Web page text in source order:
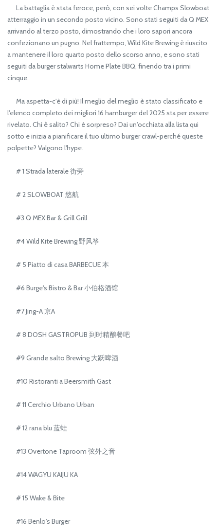
La battaglia è stata feroce, però, con sei volte Champs Slowboat
atterraggio in un secondo posto vicino. Sono stati seguiti da Q MEX
arrivando al terzo posto, dimostrando che i loro sapori ancora
confezionano un pugno. Nel frattempo, Wild Kite Brewing è riuscito
a mantenere il loro quarto posto dello scorso anno, e sono stati
seguiti da burger stalwarts Home Plate BBQ, finendo tra i primi
cinque.
Ma aspetta-c'è di più! Il meglio del meglio è stato classificato e
l'elenco completo dei migliori 16 hamburger del 2025 sta per essere
rivelato. Chi è salito? Chi è sorpreso? Dai un'occhiata alla lista qui
sotto e inizia a pianificare il tuo ultimo burger crawl-perché queste
polpette? Valgono l'hype.
# 1 Strada laterale 街旁
# 2 SLOWBOAT 悠航
#3 Q MEX Bar & Grill Grill
#4 Wild Kite Brewing 野风筝
# 5 Piatto di casa BARBECUE 本
#6 Burge's Bistro & Bar 小伯格酒馆
#7 Jing-A 京A
# 8 DOSH GASTROPUB 到时精酿餐吧
#9 Grande salto Brewing 大跃啤酒
#10 Ristoranti a Beersmith Gast
# 11 Cerchio Urbano Urban
# 12 rana blu 蓝蛙
#13 Overtone Taproom 弦外之音
#14 WAGYU KAIJU KA
# 15 Wake & Bite
#16 Benlo's Burger